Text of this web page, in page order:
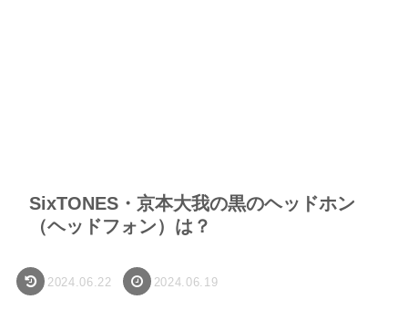
SixTONES・京本大我の黒のヘッドホン
（ヘッドフォン）は？
2024.06.22 2024.06.19